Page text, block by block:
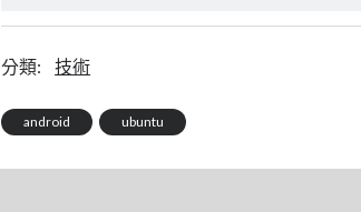
分類: 技術
android ubuntu